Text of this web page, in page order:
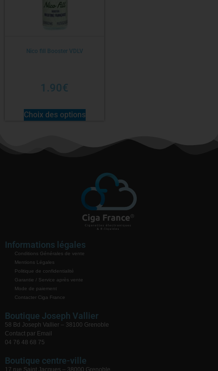
Nico fill Booster VDLV
1.90€
Choix des options
Informations légales
Conditions Générales de vente
Mentions Légales
Politique de confidentialité
Garantie / Service après vente
Mode de paiement
Contacter Ciga France
Boutique Joseph Vallier
58 Bd Joseph Vallier – 38100 Grenoble
Contact par Email
04 76 48 68 75
Boutique centre-ville
17 rue Saint Jacques – 38000 Grenoble